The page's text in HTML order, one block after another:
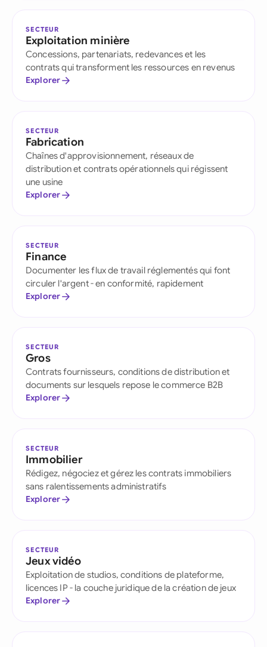
SECTEUR
Exploitation minière
Concessions, partenariats, redevances et les
contrats qui transforment les ressources en revenus
Explorer
SECTEUR
Fabrication
Chaînes d'approvisionnement, réseaux de
distribution et contrats opérationnels qui régissent
une usine
Explorer
SECTEUR
Finance
Documenter les flux de travail réglementés qui font
circuler l'argent - en conformité, rapidement
Explorer
SECTEUR
Gros
Contrats fournisseurs, conditions de distribution et
documents sur lesquels repose le commerce B2B
Explorer
SECTEUR
Immobilier
Rédigez, négociez et gérez les contrats immobiliers
sans ralentissements administratifs
Explorer
SECTEUR
Jeux vidéo
Exploitation de studios, conditions de plateforme,
licences IP - la couche juridique de la création de jeux
Explorer